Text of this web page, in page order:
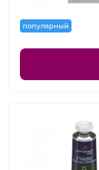
популярный